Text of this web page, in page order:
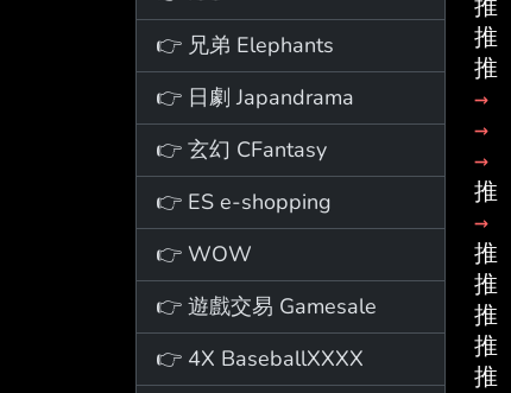
👉 兄弟 Elephants
👉 日劇 Japandrama
👉 玄幻 CFantasy
👉 ES e-shopping
👉 WOW
👉 遊戲交易 Gamesale
👉 4X BaseballXXXX
推
推
推
→
→
→
推
→
推
推
推
推
推